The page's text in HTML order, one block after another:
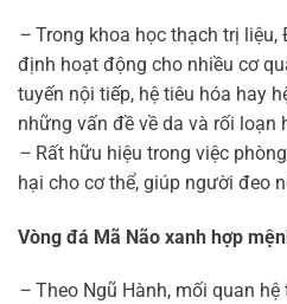
– Trong khoa học thạch trị
định hoạt động cho nhiều cơ
tuyến nội tiếp, hệ tiêu hóa hay
những vấn đề về da và rối loạn
– Rất hữu hiệu trong việc
hại cho cơ thể, giúp người đeo
Vòng đá Mã Não xanh hợp
– Theo Ngũ Hành, mối quan